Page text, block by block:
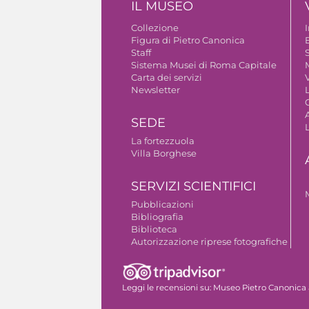
IL MUSEO
Collezione
Figura di Pietro Canonica
Staff
Sistema Musei di Roma Capitale
Carta dei servizi
Newsletter
SEDE
La fortezzuola
Villa Borghese
SERVIZI SCIENTIFICI
Pubblicazioni
Bibliografia
Biblioteca
Autorizzazione riprese fotografiche
Leggi le recensioni su: Museo Pietro Canonica